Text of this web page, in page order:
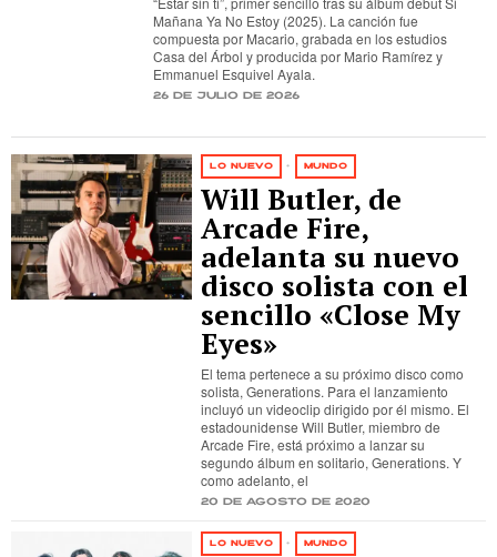
Mañana Ya No Estoy (2025). La canción fue
compuesta por Macario, grabada en los estudios
Casa del Árbol y producida por Mario Ramírez y
Emmanuel Esquivel Ayala.
26 de julio de 2026
LO NUEVO · MUNDO
Will Butler, de
Arcade Fire,
adelanta su nuevo
disco solista con el
sencillo «Close My
Eyes»
El tema pertenece a su próximo disco como
solista, Generations. Para el lanzamiento
incluyó un videoclip dirigido por él mismo. El
estadounidense Will Butler, miembro de
Arcade Fire, está próximo a lanzar su
segundo álbum en solitario, Generations. Y
como adelanto, el
20 de agosto de 2020
LO NUEVO · MUNDO